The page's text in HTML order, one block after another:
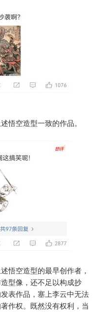
悟空造型一致的作品。
悟空造型的最早创作者，
型像，还不足以构成抄
表作品，塞上李云中无法
作权。既然没有权利，当